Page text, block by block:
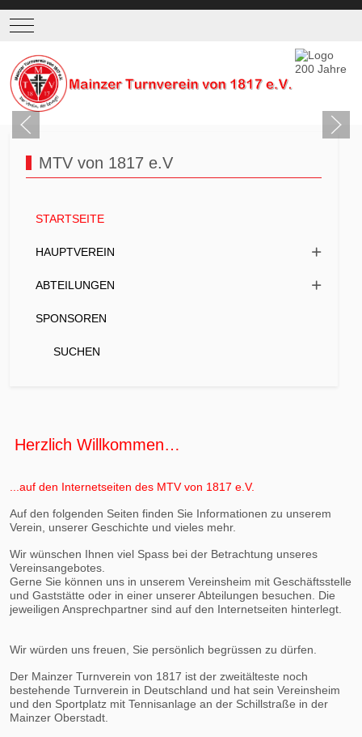
Mobile Menu Toggle
MTV von 1817 e.V
STARTSEITE
HAUPTVEREIN
ABTEILUNGEN
SPONSOREN
SUCHEN
Herzlich Willkommen…
...auf den Internetseiten des MTV von 1817 e.V.
Auf den folgenden Seiten finden Sie Informationen zu unserem
Verein, unserer Geschichte und vieles mehr.
Wir wünschen Ihnen viel Spass bei der Betrachtung unseres
Vereinsangebotes.
Gerne Sie können uns in unserem Vereinsheim mit Geschäftsstelle
und Gaststätte oder in einer unserer Abteilungen besuchen. Die
jeweiligen Ansprechpartner sind auf den Internetseiten hinterlegt.
Wir würden uns freuen, Sie persönlich begrüssen zu dürfen.
Der Mainzer Turnverein von 1817 ist der zweitälteste noch
bestehende Turnverein in Deutschland und hat sein Vereinsheim
und den Sportplatz mit Tennisanlage an der Schillstraße in der
Mainzer Oberstadt.